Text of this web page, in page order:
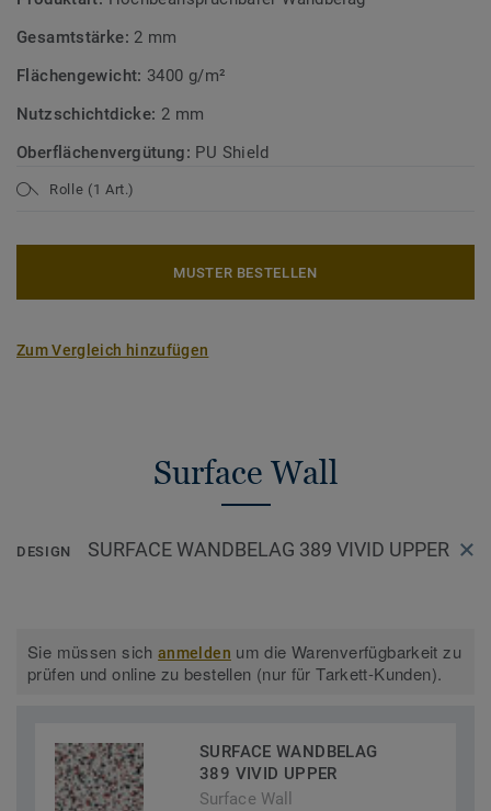
Gesamtstärke: 2 mm
Flächengewicht: 3400 g/m²
Nutzschichtdicke: 2 mm
Oberflächenvergütung: PU Shield
Rolle (1 Art.)
MUSTER BESTELLEN
Zum Vergleich hinzufügen
Surface Wall
DESIGN SURFACE WANDBELAG 389 VIVID UPPER
Sie müssen sichanmelden um die Warenverfügbarkeit zu
prüfen und online zu bestellen (nur für Tarkett-Kunden).
SURFACE WANDBELAG
389 VIVID UPPER
Surface Wall